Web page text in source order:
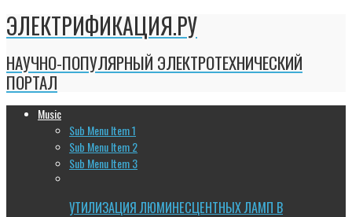
ЭЛЕКТРИФИКАЦИЯ.РУ
НАУЧНО-ПОПУЛЯРНЫЙ ЭЛЕКТРОТЕХНИЧЕСКИЙ
ПОРТАЛ
Music
Sub Menu Item 1
Sub Menu Item 2
Sub Menu Item 3
УТИЛИЗАЦИЯ ЛЮМИНЕСЦЕНТНЫХ ЛАМП В